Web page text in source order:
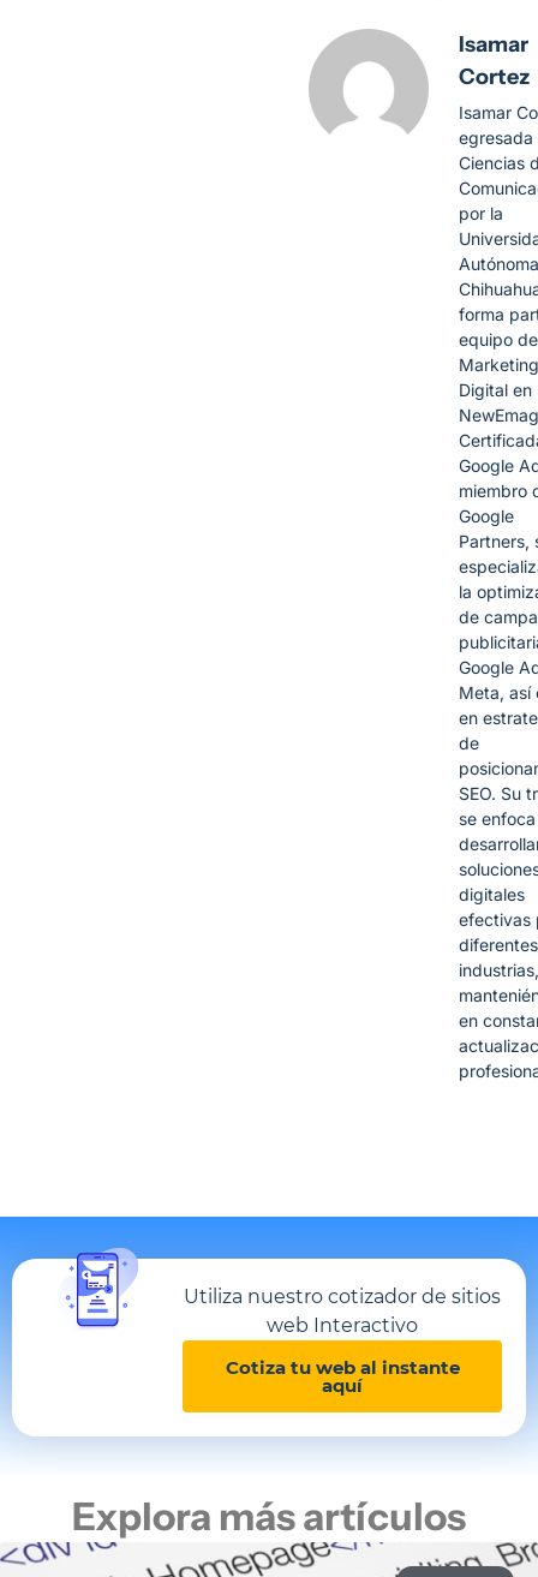
Isamar
Cortez
Isamar
egresada
Ciencias
por la
forma
equipo de
Marketing
Digital en
Google
miembro
Google
Partners,
la
de
Google
Meta, así
en
de
SEO. Su
se
digitales
efectivas
diferentes
industrias,
en
Utiliza nuestro cotizador de sitios
web Interactivo
Cotiza tu web al instante
aquí
Explora más artículos